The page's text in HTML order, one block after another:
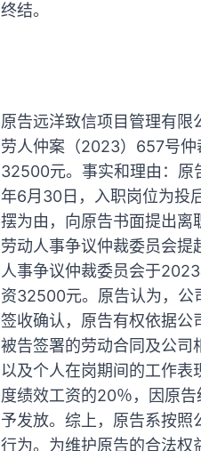
终结。
原告远洋致信项目管理有限
劳人仲案（2023）657号
32500元。事实和理由：
年6月30日，入职岗位为投
摆为由，向原告书面提出
劳动人事争议仲裁委员会
人事争议仲裁委员会于
资32500元。原告认为，公
签收确认，原告有权依据公
被告签署的劳动合同及公司
以及个人在岗期间的工作
度绩效工资的20％，因原
予发放。综上，原告系按
行为。为维护原告的合法权